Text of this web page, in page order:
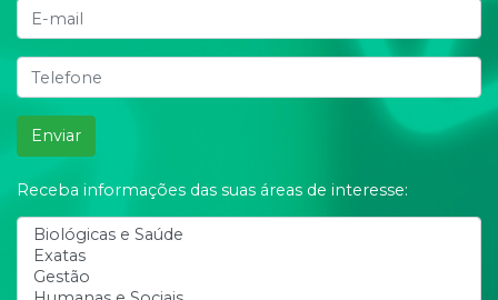
Enviar
Receba informações das suas áreas de interesse: